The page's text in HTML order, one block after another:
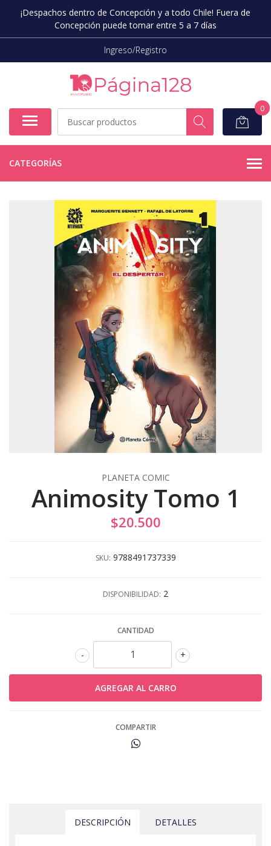
¡Despachos dentro de Concepción y a todo Chile! Fuera de
Concepción puede tomar entre 5 a 7 días
Ingreso/Registro
0
CATEGORÍAS
PLANETA COMIC
Animosity Tomo 1
$20.500
SKU: 9788491737339
DISPONIBILIDAD: 2
CANTIDAD
+
-
COMPARTIR
DESCRIPCIÓN DETALLES